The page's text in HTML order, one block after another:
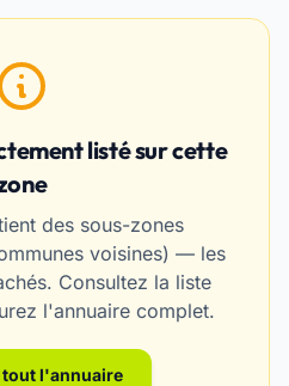
listé sur cette
des sous-zones
voisines) — les
Consultez la liste
l'annuaire complet.
l'annuaire